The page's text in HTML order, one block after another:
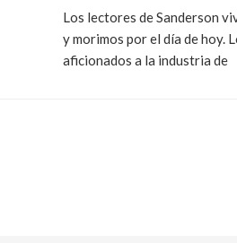
Los lectores de Sanderson
y morimos por el día de hoy.
aficionados a la industria de